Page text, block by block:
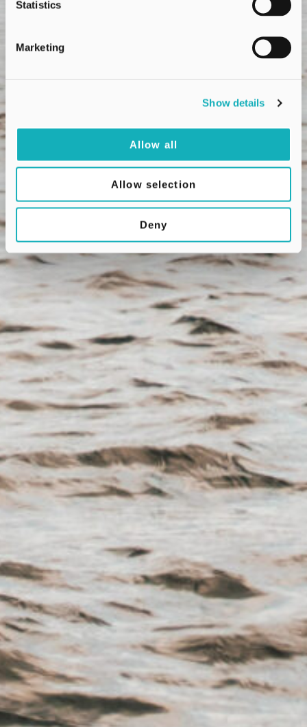
Statistics
Marketing
Show details
Allow all
Allow selection
Deny